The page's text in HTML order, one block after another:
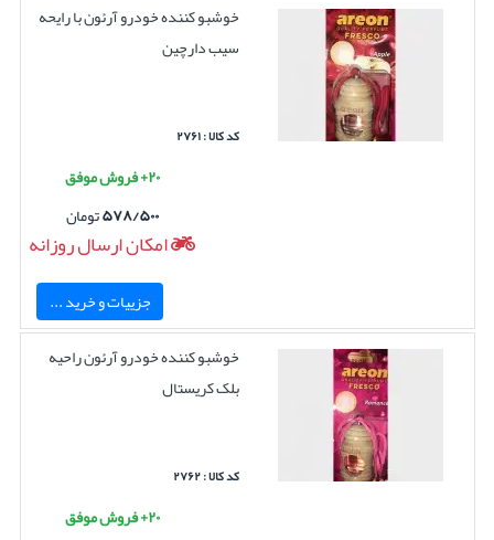
خوشبو کننده خودرو آرئون با رایحه
سیب دارچین
کد کالا : ۲۷۶۱
۲۰+ فروش موفق
۵۷۸/۵۰۰تومان
امکان ارسال روزانه
جزییات و خرید ...
خوشبو کننده خودرو آرئون راحیه
بلک کریستال
کد کالا : ۲۷۶۲
۲۰+ فروش موفق